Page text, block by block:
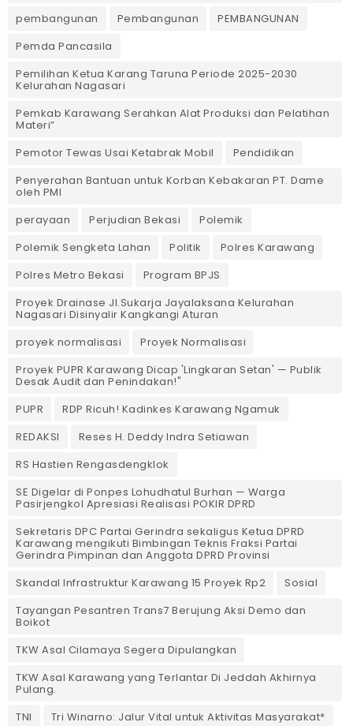
pembangunan
Pembangunan
PEMBANGUNAN
Pemda Pancasila
Pemilihan Ketua Karang Taruna Periode 2025-2030
Kelurahan Nagasari
Pemkab Karawang Serahkan Alat Produksi dan Pelatihan
Materi”
Pemotor Tewas Usai Ketabrak Mobil‎
Pendidikan
Penyerahan Bantuan untuk Korban Kebakaran PT. Dame
oleh PMI
perayaan
Perjudian Bekasi
Polemik
Polemik Sengketa Lahan
Politik
Polres Karawang
Polres Metro Bekasi
Program BPJS
Proyek Drainase Jl.Sukarja Jayalaksana Kelurahan
Nagasari Disinyalir Kangkangi Aturan
proyek normalisasi
Proyek Normalisasi
Proyek PUPR Karawang Dicap 'Lingkaran Setan' — Publik
Desak Audit dan Penindakan!"
PUPR
RDP Ricuh! Kadinkes Karawang Ngamuk
REDAKSI
Reses H. Deddy Indra Setiawan
RS Hastien Rengasdengklok
SE Digelar di Ponpes Lohudhatul Burhan — Warga
Pasirjengkol Apresiasi Realisasi POKIR DPRD
Sekretaris DPC Partai Gerindra sekaligus Ketua DPRD
Karawang mengikuti Bimbingan Teknis Fraksi Partai
Gerindra Pimpinan dan Anggota DPRD Provinsi
Skandal Infrastruktur Karawang 15 Proyek Rp2
Sosial
Tayangan Pesantren Trans7 Berujung Aksi Demo dan
Boikot
TKW Asal Cilamaya Segera Dipulangkan
TKW Asal Karawang yang Terlantar Di Jeddah Akhirnya
Pulang.
TNI
Tri Winarno: Jalur Vital untuk Aktivitas Masyarakat*